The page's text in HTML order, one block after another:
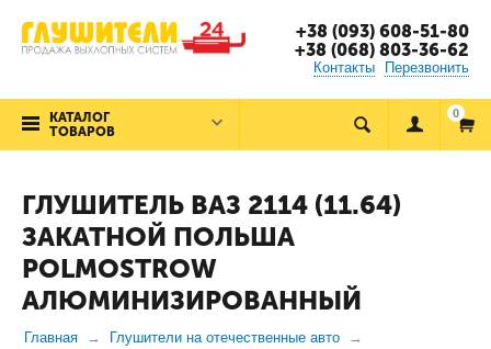
+38 (093) 608-51-80
+38 (068) 803-36-62
Контакты Перезвонить
КАТАЛОГ
ТОВАРОВ
0
ГЛУШИТЕЛЬ ВАЗ 2114 (11.64)
ЗАКАТНОЙ ПОЛЬША
POLMOSTROW
АЛЮМИНИЗИРОВАННЫЙ
Главная
Глушители на отечественные авто